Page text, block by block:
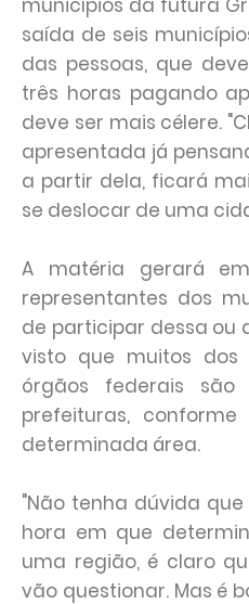
municípios da futura
saída de seis
das pessoas, que
três horas pagando
deve ser mais célere.
apresentada já
a partir dela, ficará
se deslocar de uma
A matéria gerará
representantes dos
de participar dessa ou
visto que muitos dos
órgãos federais são
prefeituras,
determinada área.
"Não tenha dúvida
hora em que
uma região, é claro
vão questionar. Mas é